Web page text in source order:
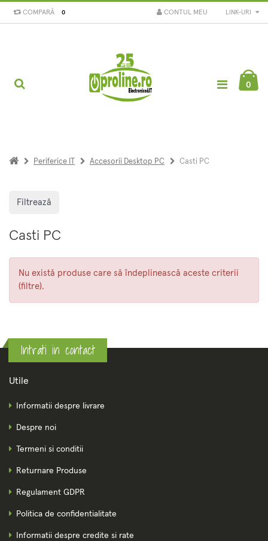
COMPARĂ 0 LINK-URI
CONTUL MEU
0
Periferice IT Accesorii Desktop PC Casti PC
Filtrează
Casti PC
Nu există produse care să îndeplinească aceste criterii
(filtre).
Intrati in contact
Utile
Informatii despre livrare
Despre noi
Termeni si conditii
Returnare Produse
Regulament GDPR
Politica de confidentialitate
Informatii despre credite si rate